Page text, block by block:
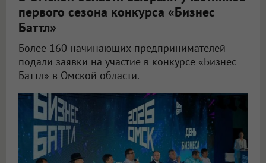
первого сезона конкурса «Бизнес
Баттл»
Более 160 начинающих предпринимателей
подали заявки на участие в конкурсе «Бизнес
Баттл» в Омской области.